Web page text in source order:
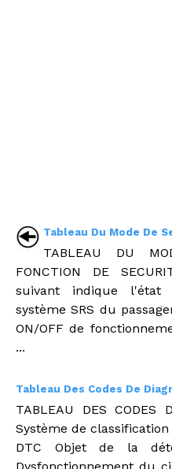
Tableau Du Mode De
TABLEAU DU
FONCTION DE
suivant indique l'état
système SRS du
ON/OFF de
...
Tableau Des Codes De
TABLEAU DES CODES
Système de
DTC Objet de la